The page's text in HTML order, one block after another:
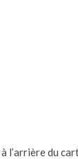
à l’arrière du